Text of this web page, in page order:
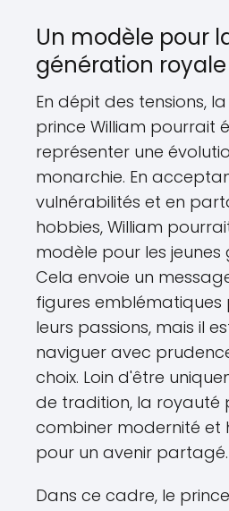
Un modèle pour
génération royale
En dépit des tensions,
prince William pourrait
représenter une
monarchie. En
vulnérabilités et en
hobbies, William
modèle pour les jeunes
Cela envoie un
figures emblématiques
leurs passions, mais il
naviguer avec
choix. Loin d'être
de tradition, la royauté
combiner modernité et
pour un avenir partagé.
Dans ce cadre, le